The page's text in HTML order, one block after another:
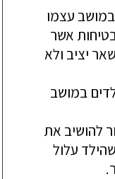
עצמו
אשר
יציב ולא
במושב
להושיב את
עלול